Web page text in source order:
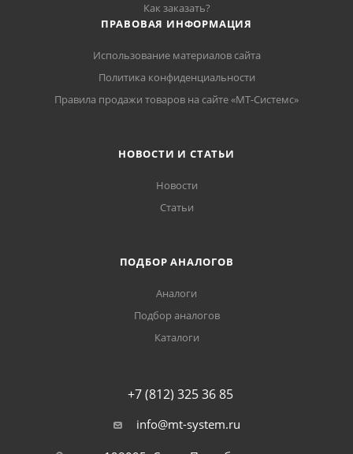
Как заказать?
ПРАВОВАЯ ИНФОРМАЦИЯ
Использование материалов сайта
Политика конфиденциальности
Правила продажи товаров на сайте «МТ-Системс»
НОВОСТИ И СТАТЬИ
Новости
Статьи
ПОДБОР АНАЛОГОВ
Аналоги
Подбор аналогов
Каталоги
+7 (812) 325 36 85
info@mt-system.ru